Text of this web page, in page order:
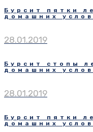
Бурсит пятки
домашних
28.01.2019
Бурсит стопы
домашних
28.01.2019
Бурсит пятки
домашних